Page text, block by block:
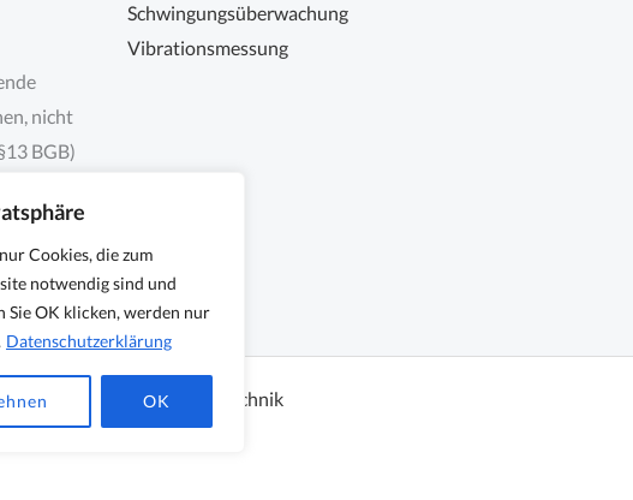
Cookies, die zum
notwendig sind und
Sie OK klicken, werden nur
Datenschutzerklärung
OK
nicht
BGB)
Schwingungsüberwachung
Vibrationsmessung
- Sensoren und Messtechnik